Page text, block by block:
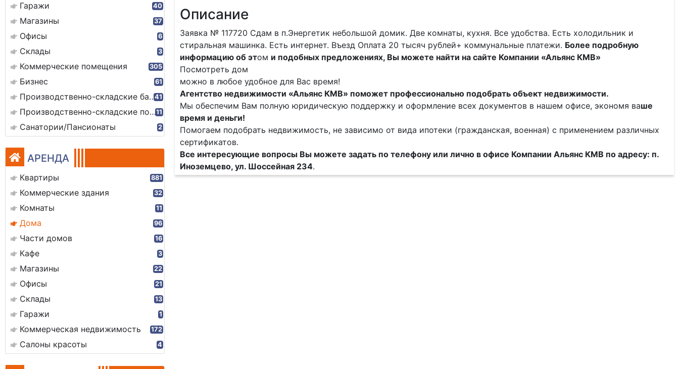
Гаражи 40
Магазины 37
Офисы 6
Склады 3
Коммерческие помещения 305
Бизнес 61
Производственно-складские базы41
Производственно-складские помещения11
Санатории/Пансионаты 2
АРЕНДА
Квартиры 881
Коммерческие здания 32
Комнаты 11
Дома 96
Части домов 16
Кафе 3
Магазины 22
Офисы 21
Склады 13
Гаражи 1
Коммерческая недвижимость 172
Салоны красоты 4
Описание
Заявка № 117720 Сдам в п.Энергетик небольшой домик. Две комнаты, кухня. Все удобства. Есть холодильник и
стиральная машинка. Есть интернет. Въезд Оплата 20 тысяч рублей+ коммунальные платежи. Более подробную
информацию об этом и подобных предложениях, Вы можете найти на сайте Компании «Альянс КМВ»
Посмотреть дом
можно в любое удобное для Вас время!
Агентство недвижимости «Альянс КМВ» поможет профессионально подобрать объект недвижимости.
Мы обеспечим Вам полную юридическую поддержку и оформление всех документов в нашем офисе, экономя ваше
время и деньги!
Помогаем подобрать недвижимость, не зависимо от вида ипотеки (гражданская, военная) с применением различных
сертификатов.
Все интересующие вопросы Вы можете задать по телефону или лично в офисе Компании Альянс КМВ по адресу: п.
Иноземцево, ул. Шоссейная 234.